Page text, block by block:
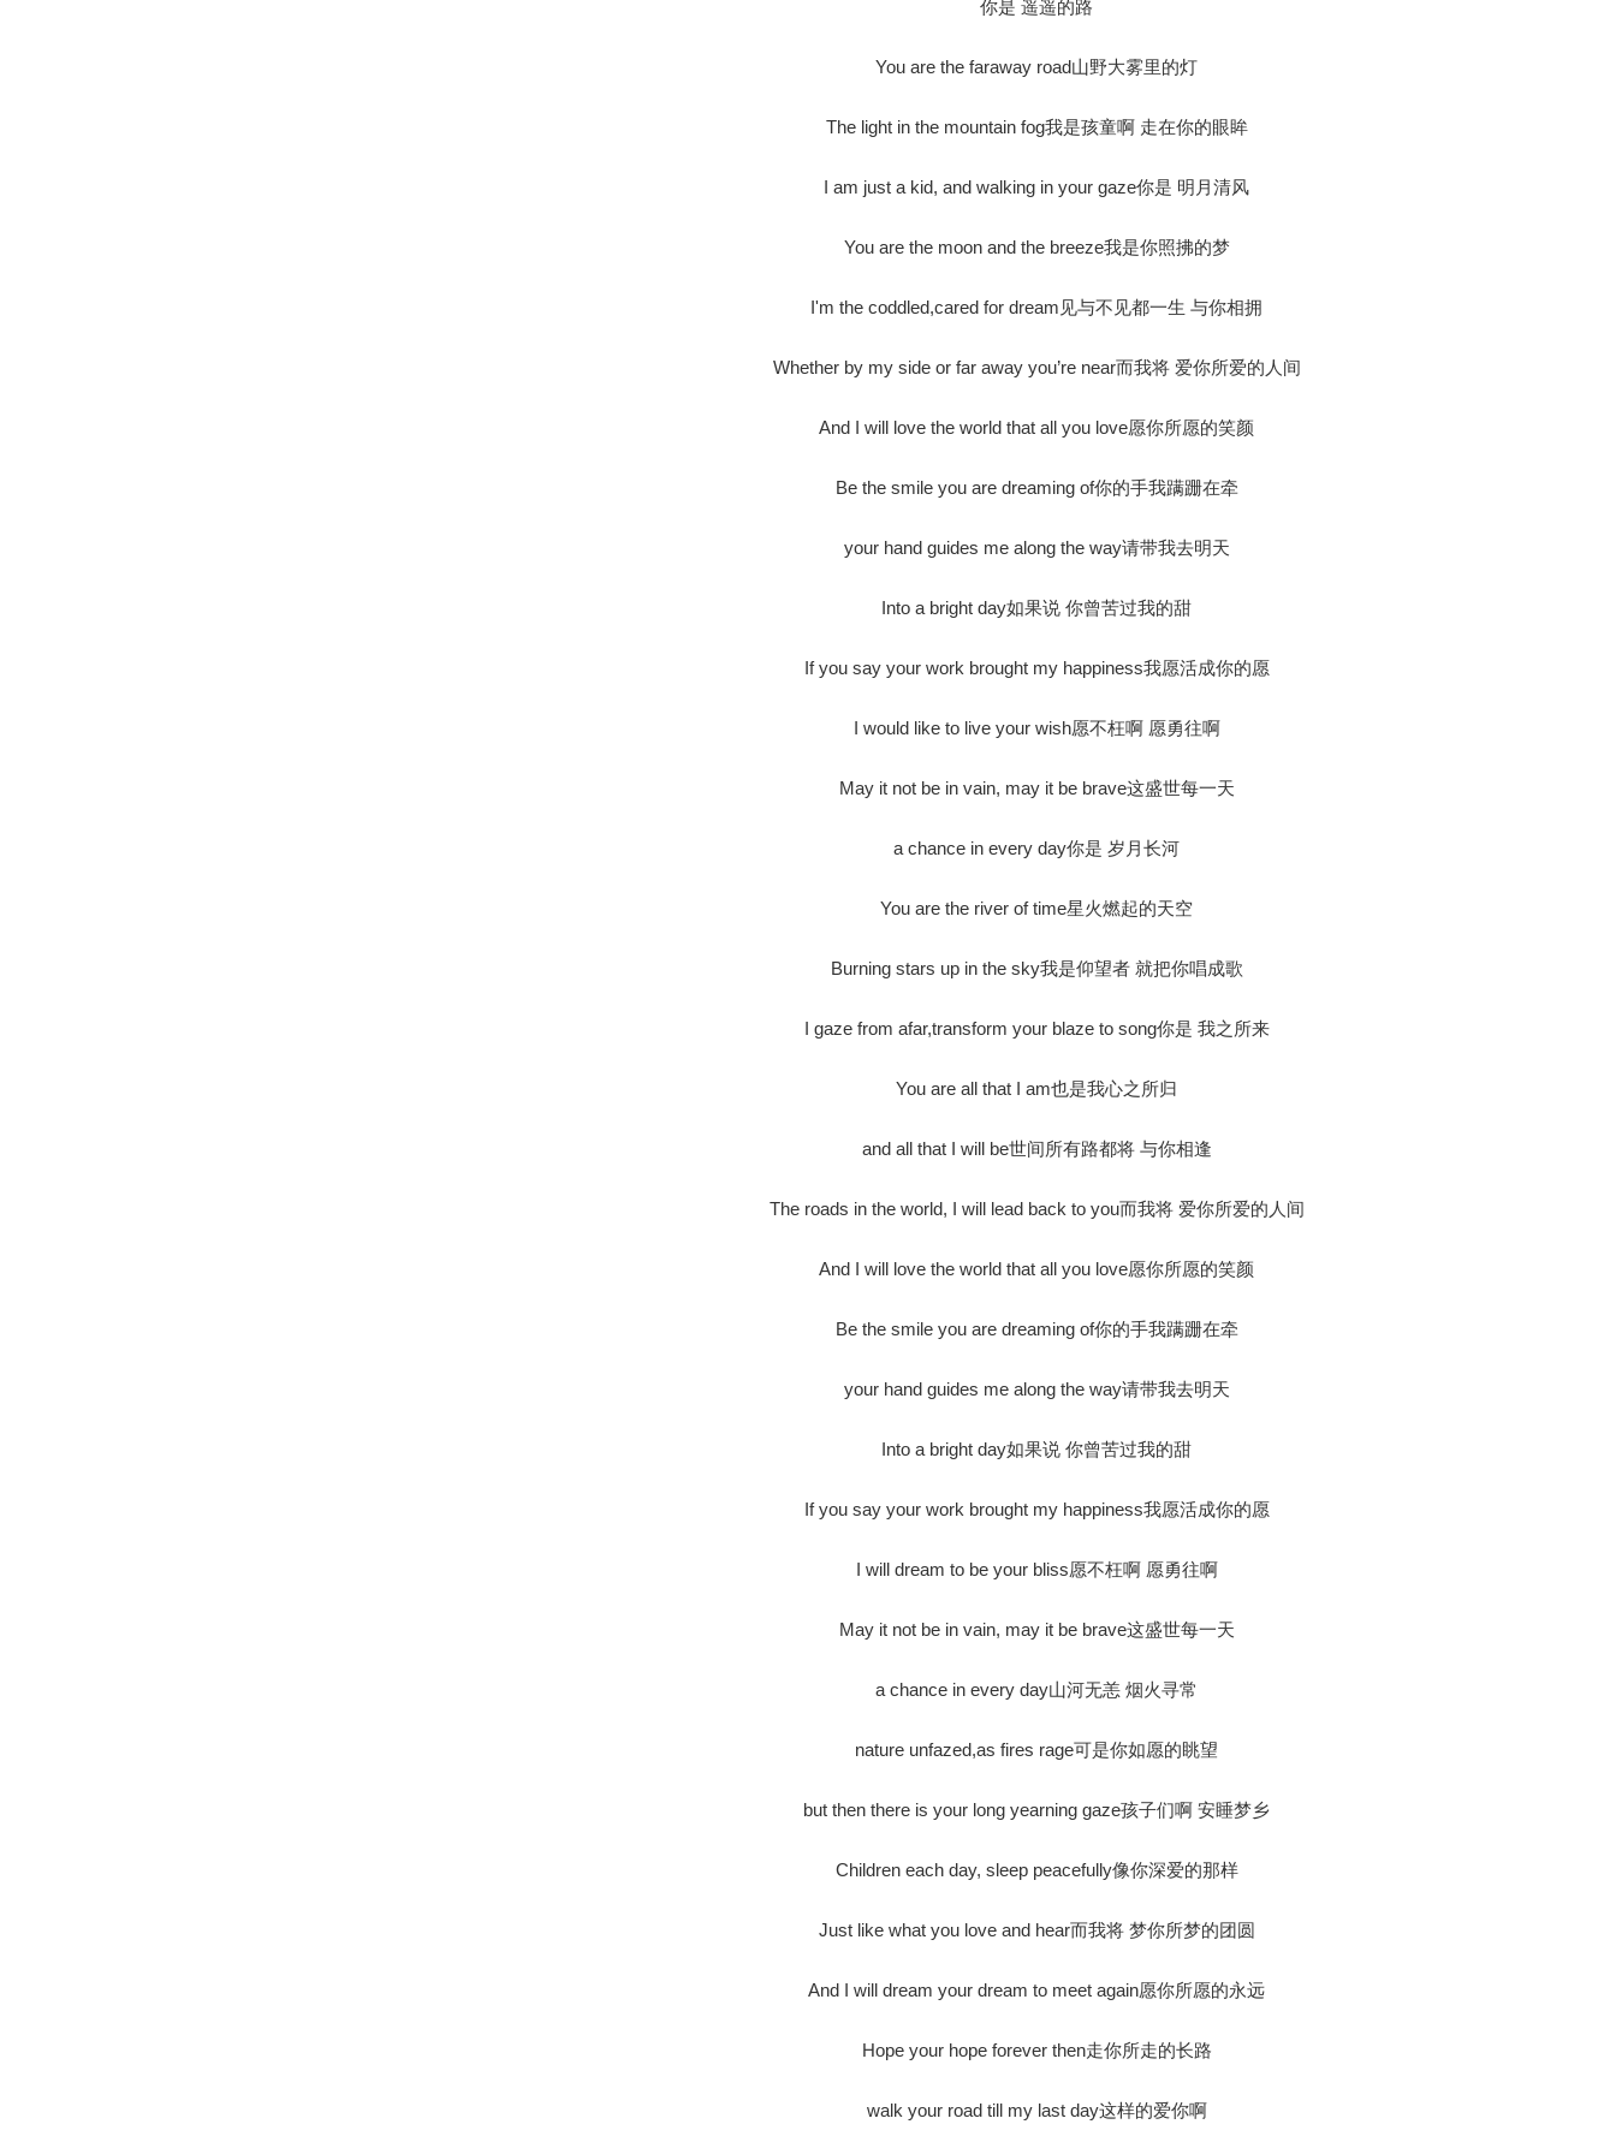
你是 遥遥的路
You are the faraway road山野大雾里的灯
The light in the mountain fog我是孩童啊 走在你的眼眸
I am just a kid, and walking in your gaze你是 明月清风
You are the moon and the breeze我是你照拂的梦
I'm the coddled,cared for dream见与不见都一生 与你相拥
Whether by my side or far away you’re near而我将 爱你所爱的人间
And I will love the world that all you love愿你所愿的笑颜
Be the smile you are dreaming of你的手我蹒跚在牵
your hand guides me along the way请带我去明天
Into a bright day如果说 你曾苦过我的甜
If you say your work brought my happiness我愿活成你的愿
I would like to live your wish愿不枉啊 愿勇往啊
May it not be in vain, may it be brave这盛世每一天
a chance in every day你是 岁月长河
You are the river of time星火燃起的天空
Burning stars up in the sky我是仰望者 就把你唱成歌
I gaze from afar,transform your blaze to song你是 我之所来
You are all that I am也是我心之所归
and all that I will be世间所有路都将 与你相逢
The roads in the world, I will lead back to you而我将 爱你所爱的人间
And I will love the world that all you love愿你所愿的笑颜
Be the smile you are dreaming of你的手我蹒跚在牵
your hand guides me along the way请带我去明天
Into a bright day如果说 你曾苦过我的甜
If you say your work brought my happiness我愿活成你的愿
I will dream to be your bliss愿不枉啊 愿勇往啊
May it not be in vain, may it be brave这盛世每一天
a chance in every day山河无恙 烟火寻常
nature unfazed,as fires rage可是你如愿的眺望
but then there is your long yearning gaze孩子们啊 安睡梦乡
Children each day, sleep peacefully像你深爱的那样
Just like what you love and hear而我将 梦你所梦的团圆
And I will dream your dream to meet again愿你所愿的永远
Hope your hope forever then走你所走的长路
walk your road till my last day这样的爱你啊